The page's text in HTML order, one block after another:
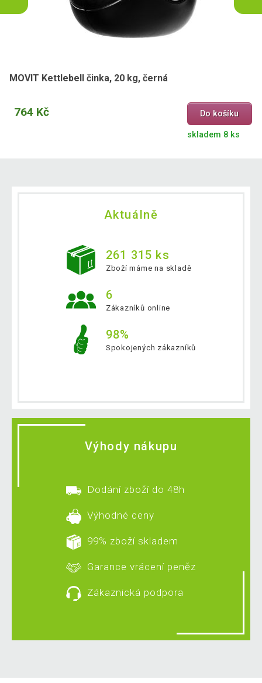
MOVIT Kettlebell činka, 20 kg, černá
764 Kč Do košíku
skladem 8 ks
Aktuálně
261 315 ks
Zboží máme na skladě
6
Zákazníků online
98%
Spokojených zákazníků
Výhody nákupu
Dodání zboží do 48h
Výhodné ceny
99% zboží skladem
Garance vrácení peněz
Zákaznická podpora